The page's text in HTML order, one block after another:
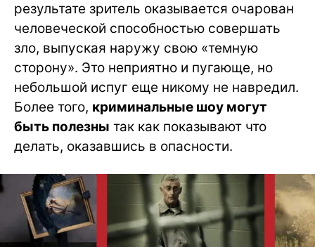
результате зритель оказывается очарован
человеческой способностью совершать
зло, выпуская наружу свою «темную
сторону». Это неприятно и пугающе, но
небольшой испуг еще никому не навредил.
Более того, криминальные шоу могут
быть полезны так как показывают что
делать, оказавшись в опасности.